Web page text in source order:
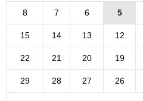
5
6
7
8
12
13
14
15
19
20
21
22
26
27
28
29